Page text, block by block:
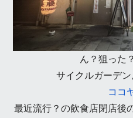
ん？狙った
サイクルガーデン
ココ
最近流行？の飲食店閉店後